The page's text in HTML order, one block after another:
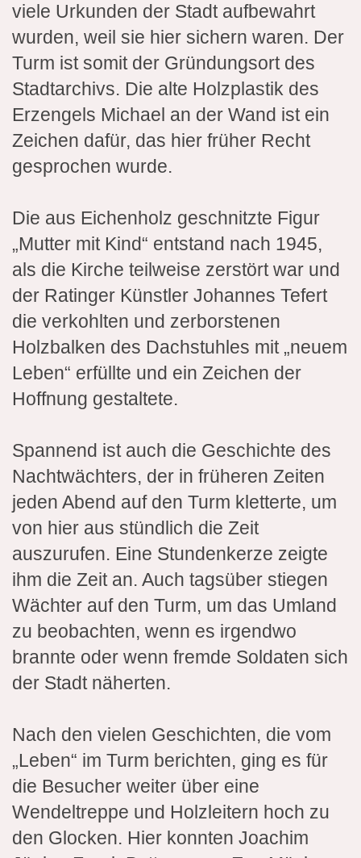
viele Urkunden der Stadt aufbewahrt
wurden, weil sie hier sichern waren. Der
Turm ist somit der Gründungsort des
Stadtarchivs. Die alte Holzplastik des
Erzengels Michael an der Wand ist ein
Zeichen dafür, das hier früher Recht
gesprochen wurde.
Die aus Eichenholz geschnitzte Figur
„Mutter mit Kind“ entstand nach 1945,
als die Kirche teilweise zerstört war und
der Ratinger Künstler Johannes Tefert
die verkohlten und zerborstenen
Holzbalken des Dachstuhles mit „neuem
Leben“ erfüllte und ein Zeichen der
Hoffnung gestaltete.
Spannend ist auch die Geschichte des
Nachtwächters, der in früheren Zeiten
jeden Abend auf den Turm kletterte, um
von hier aus stündlich die Zeit
auszurufen. Eine Stundenkerze zeigte
ihm die Zeit an. Auch tagsüber stiegen
Wächter auf den Turm, um das Umland
zu beobachten, wenn es irgendwo
brannte oder wenn fremde Soldaten sich
der Stadt näherten.
Nach den vielen Geschichten, die vom
„Leben“ im Turm berichten, ging es für
die Besucher weiter über eine
Wendeltreppe und Holzleitern hoch zu
den Glocken. Hier konnten Joachim